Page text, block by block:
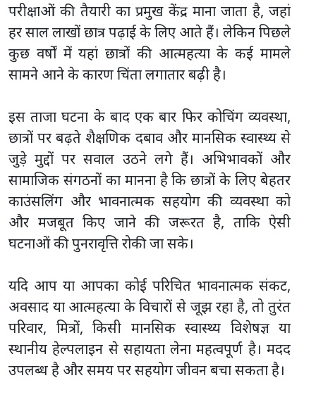
परीक्षाओं की तैयारी का प्रमुख केंद्र माना जाता है, जहां
हर साल लाखों छात्र पढ़ाई के लिए आते हैं। लेकिन पिछले
कुछ वर्षों में यहां छात्रों की आत्महत्या के कई मामले
सामने आने के कारण चिंता लगातार बढ़ी है।
इस ताजा घटना के बाद एक बार फिर कोचिंग व्यवस्था,
छात्रों पर बढ़ते शैक्षणिक दबाव और मानसिक स्वास्थ्य से
जुड़े मुद्दों पर सवाल उठने लगे हैं। अभिभावकों और
सामाजिक संगठनों का मानना है कि छात्रों के लिए बेहतर
काउंसलिंग और भावनात्मक सहयोग की व्यवस्था को
और मजबूत किए जाने की जरूरत है, ताकि ऐसी
घटनाओं की पुनरावृत्ति रोकी जा सके।
यदि आप या आपका कोई परिचित भावनात्मक संकट,
अवसाद या आत्महत्या के विचारों से जूझ रहा है, तो तुरंत
परिवार, मित्रों, किसी मानसिक स्वास्थ्य विशेषज्ञ या
स्थानीय हेल्पलाइन से सहायता लेना महत्वपूर्ण है। मदद
उपलब्ध है और समय पर सहयोग जीवन बचा सकता है।